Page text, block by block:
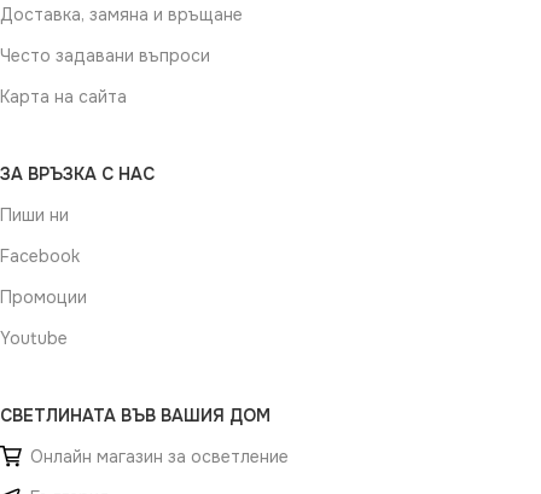
Доставка, замяна и връщане
Често задавани въпроси
Карта на сайта
ЗА ВРЪЗКА С НАС
Пиши ни
Facebook
Промоции
Youtube
СВЕТЛИНАТА ВЪВ ВАШИЯ ДОМ
Онлайн магазин за осветление